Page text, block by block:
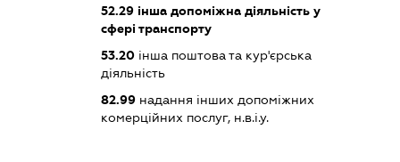
52.29інша допоміжна діяльність у
сфері транспорту
53.20інша поштова та кур'єрська
діяльність
82.99надання інших допоміжних
комерційних послуг, н.в.і.у.